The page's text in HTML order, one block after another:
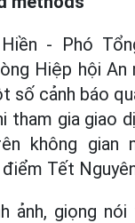
- Phó
Hiệp hội An
số cảnh báo
tham gia giao
không gian
Tết
ảnh, giọng